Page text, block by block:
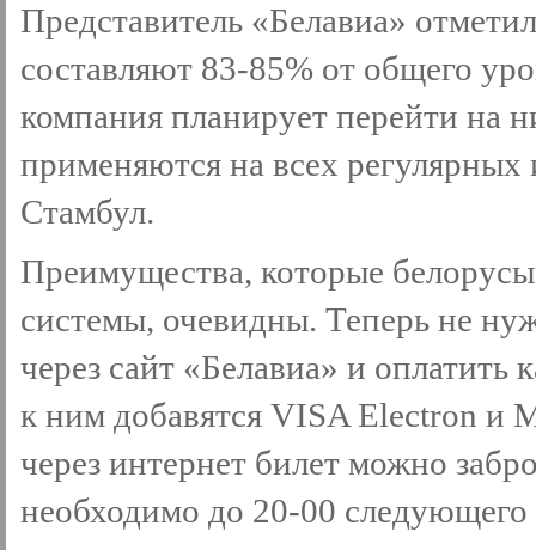
Представитель «Белавиа»
составляют 83-85% от общего
компания планирует перейти на
применяются на всех
Стамбул.
Преимущества, которые
системы, очевидны. Теперь не
через сайт «Белавиа» и
к ним добавятся VISA Electron и
через интернет билет можно
необходимо до 20-00 следующего